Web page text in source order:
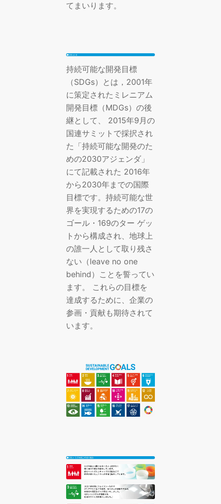
てまいります。
持続可能な開発目標
（SDGs）とは，2001年
に策定されたミレニアム
開発目標（MDGs）の後
継として、 2015年9月の
国連サミットで採択され
た「持続可能な開発のた
めの2030アジェンダ」
にて記載された 2016年
から2030年までの国際
目標です。持続可能な世
界を実現するための17の
ゴール・169のター ゲッ
トから構成され、地球上
の誰一人として取り残さ
ない（leave no one
behind）ことを誓ってい
ます。 これらの目標を
達成するために、企業の
参画・貢献も期待されて
います。